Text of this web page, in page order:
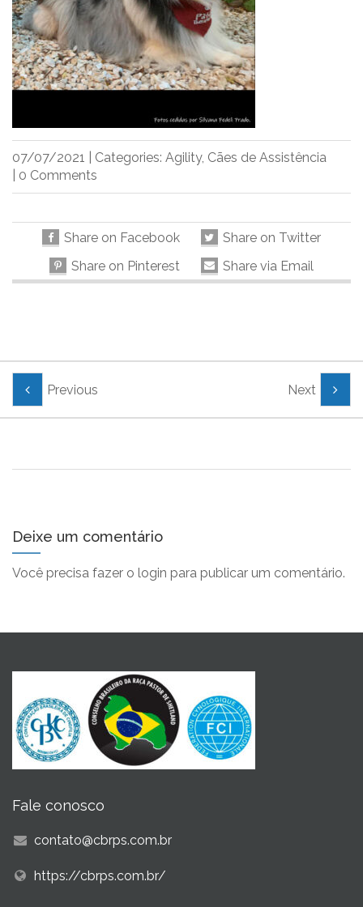
07/07/2021 Categories: Agility, Cães de Assistência
0 Comments
Share on Facebook
Share on Twitter
Share on Pinterest
Share via Email
Previous Next
Deixe um comentário
Você precisa fazer o login para publicar um comentário.
Fale conosco
contato@cbrps.com.br
https://cbrps.com.br/